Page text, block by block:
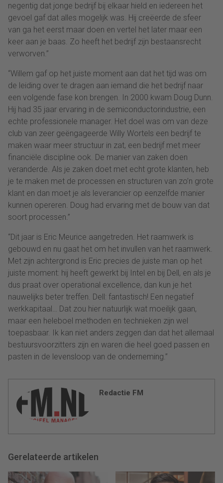
negentig dat jonge bedrijf bij elkaar hield en iedereen het
gevoel gaf dat alles mogelijk was. Hij creëerde de sfeer
van ga het eerst maar doen en vertel het later maar een
keer aan je baas. Zo heeft het bedrijf zijn bestaansrecht
verworven.”
“Willem gaf op het juiste moment aan dat het tijd was om
de leiding over te dragen aan iemand die het bedrijf naar
een volgende fase kon brengen. In 2000 kwam Doug Dunn.
Hij had 35 jaar ervaring in de semiconductorindustrie, een
echte professionele manager. Het doel was om van deze
club van zeer geëngageerde Willy Wortels een bedrijf te
maken waar meer structuur in zat, een bedrijf met meer
financiële discipline ook. De manier van zaken doen
veranderde. Als je zaken doet met echt grote klanten, heb
je te maken met de processen en structuren van zo’n grote
klant en dan moet je als leverancier op eenzelfde manier
kunnen opereren. Doug had ervaring met de bouw van dat
soort processen.”
“Dit jaar is Eric Meurice aangetreden. Het raamwerk is
gebouwd en nu gaat het om het invullen van het raamwerk.
Met zijn achtergrond is Eric precies de juiste man op het
juiste moment: hij heeft gewerkt bij Intel en bij Dell, en als je
dus praat over operational excellence, dan kun je het
nauwelijks beter treffen. Dell: fantastisch! Een negatief
werkkapitaal… Dat zou hier natuurlijk wat moeilijk gaan,
maar een heleboel methoden en technieken zijn wel
toepasbaar. Ik kan niet anders zeggen dan dat het allemaal
bestuursvoorzitters zijn en waren die heel goed passen en
pasten in de levensloop van de onderneming.”
Redactie FM
Gerelateerde artikelen